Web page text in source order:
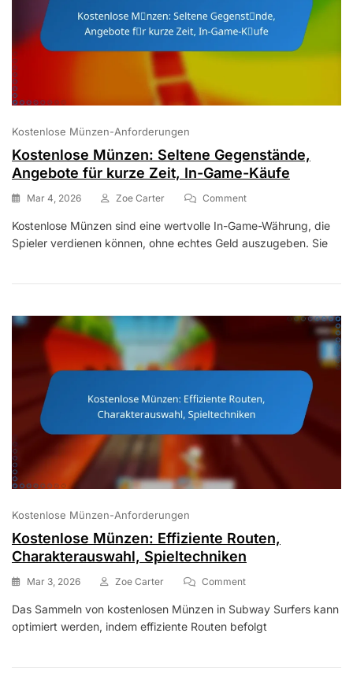
Kostenlose Münzen-Anforderungen
Kostenlose Münzen: Seltene Gegenstände,
Angebote für kurze Zeit, In-Game-Käufe
Mar 4, 2026 Zoe Carter CommentOn
Münzen:
Seltene
Für
Zeit,
Kostenlose Münzen sind eine wertvolle In-Game-Währung, die
Spieler verdienen können, ohne echtes Geld auszugeben. Sie
Kostenlose Münzen-Anforderungen
Kostenlose Münzen: Effiziente Routen,
Charakterauswahl, Spieltechniken
Mar 3, 2026 Zoe Carter CommentOn
Münzen:
Effiziente
Spieltechniken
Das Sammeln von kostenlosen Münzen in Subway Surfers kann
optimiert werden, indem effiziente Routen befolgt